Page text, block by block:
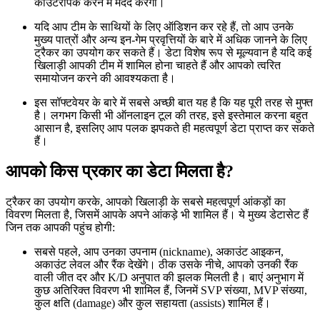
काउंटरपिक करने में मदद करेगी।
यदि आप टीम के साथियों के लिए ऑडिशन कर रहे हैं, तो आप उनके
मुख्य पात्रों और अन्य इन-गेम प्रवृत्तियों के बारे में अधिक जानने के लिए
ट्रैकर का उपयोग कर सकते हैं। डेटा विशेष रूप से मूल्यवान है यदि कई
खिलाड़ी आपकी टीम में शामिल होना चाहते हैं और आपको त्वरित
समायोजन करने की आवश्यकता है।
इस सॉफ्टवेयर के बारे में सबसे अच्छी बात यह है कि यह पूरी तरह से मुफ्त
है। लगभग किसी भी ऑनलाइन टूल की तरह, इसे इस्तेमाल करना बहुत
आसान है, इसलिए आप पलक झपकते ही महत्वपूर्ण डेटा प्राप्त कर सकते
हैं।
आपको किस प्रकार का डेटा मिलता है?
ट्रैकर का उपयोग करके, आपको खिलाड़ी के सबसे महत्वपूर्ण आंकड़ों का
विवरण मिलता है, जिसमें आपके अपने आंकड़े भी शामिल हैं। ये मुख्य डेटासेट हैं
जिन तक आपकी पहुंच होगी:
सबसे पहले, आप उनका उपनाम (nickname), अकाउंट आइकन,
अकाउंट लेवल और रैंक देखेंगे। ठीक उसके नीचे, आपको उनकी रैंक
वाली जीत दर और K/D अनुपात की झलक मिलती है। बाएं अनुभाग में
कुछ अतिरिक्त विवरण भी शामिल हैं, जिनमें SVP संख्या, MVP संख्या,
कुल क्षति (damage) और कुल सहायता (assists) शामिल हैं।